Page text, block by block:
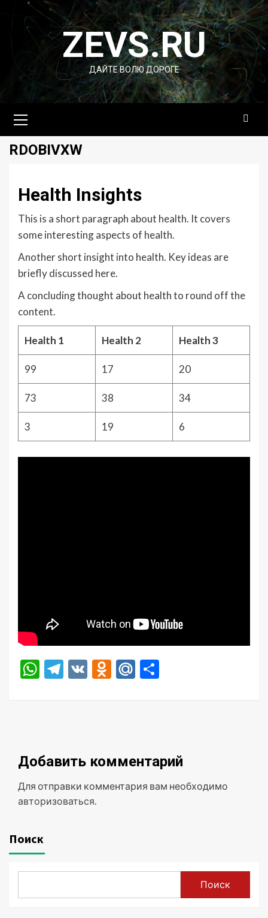
Перейти
содержимомуZEVS.RU
ДАЙТЕ ВОЛЮ ДОРОГЕ
меню
RDOBIVXW
Health Insights
This is a short paragraph about health. It covers
some interesting aspects of health.
Another short insight into health. Key ideas are
briefly discussed here.
A concluding thought about health to round off the
content.
Health 1 Health 2 Health 3
99 17 20
73 38 34
3 19 6
WhatsApp
Telegram
VK Odnoklassniki
Mail.Ru
Добавить комментарий
Для отправки комментария вам необходимо
авторизоваться
Поиск
Поиск